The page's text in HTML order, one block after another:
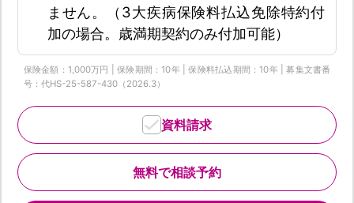
ません。（3大疾病保険料払込免除特約付
加の場合。歳満期契約のみ付加可能）
保険金額：1,000万円 | 保険期間：10年 | 保険料払込期間：10年 | 募集文書番
号：代HS-25-587-430（2026.3）
無料で相談予約
資料請求